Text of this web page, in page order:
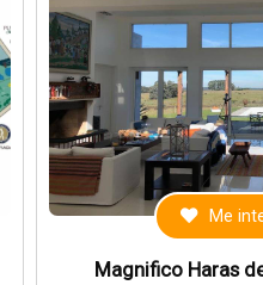
Me
Magnifico Haras